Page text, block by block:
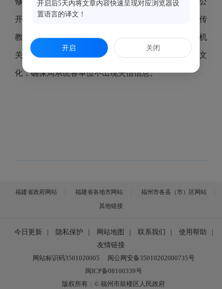
开”监管等方面提供优惠便利。三是持续做好诚信宣传
教育。加强社会信用体系建设宣传，开展诚信教育进机
关、进单位、进窗口活动，学习诚信典型，弘扬诚信文
化，确保局系统各单位不出现失信信息。
福建省政府网站 福建省各地市网站
福州市各县（市）区网站
其他链接
今日更新 隐私保护 网站地图 联系我们 使用帮助
友情链接
网站标识码3501020005
闽公网安备35010202000735号
闽ICP备08100339号
版权所有：© 福州市鼓楼区人民政府
开启后5天内将文章内容快速呈现对应浏览器设
置语言的译文！
开启 关闭